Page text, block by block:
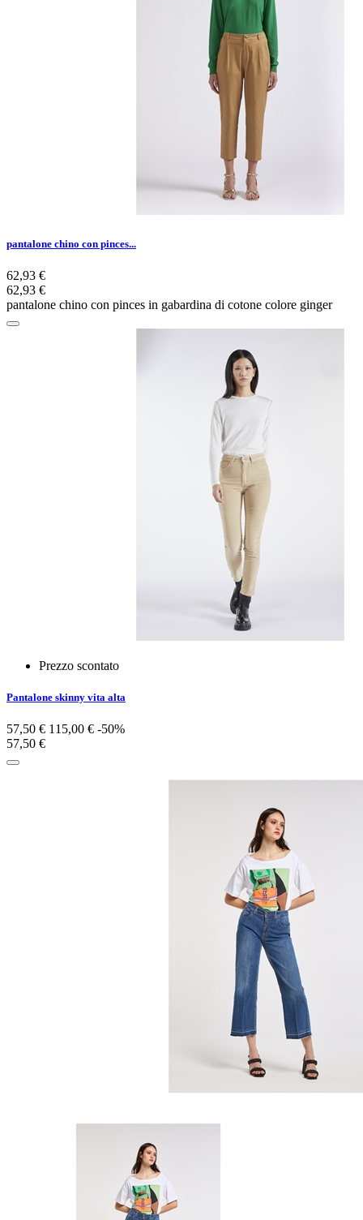
pantalone chino con pinces...
62,93 €
62,93 €
pantalone chino con pinces in gabardina di cotone colore ginger
Prezzo scontato
Pantalone skinny vita alta
57,50 € 115,00 € -50%
57,50 €